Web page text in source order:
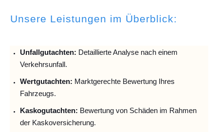
Unsere Leistungen im Überblick:
Unfallgutachten: Detaillierte Analyse nach einem
Verkehrsunfall.
Wertgutachten: Marktgerechte Bewertung Ihres
Fahrzeugs.
Kaskogutachten: Bewertung von Schäden im Rahmen
der Kaskoversicherung.